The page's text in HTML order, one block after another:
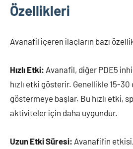
Özellikleri
Avanafil içeren ilaçların bazı
Hızlı Etki: Avanafil, diğer PDE5
hızlı etki gösterir. Genellikle 15-
göstermeye başlar. Bu hızlı etki,
aktiviteler için daha uygundur.
Uzun Etki Süresi: Avanafil’in